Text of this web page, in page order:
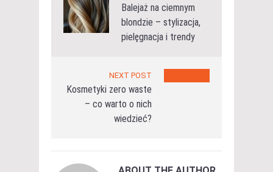
Balejaż na ciemnym
blondzie – stylizacja,
pielęgnacja i trendy
NEXT POST
Kosmetyki zero waste
– co warto o nich
wiedzieć?